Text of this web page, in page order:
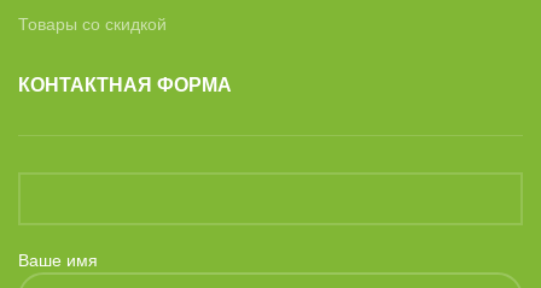
Товары со скидкой
КОНТАКТНАЯ ФОРМА
Ваше имя